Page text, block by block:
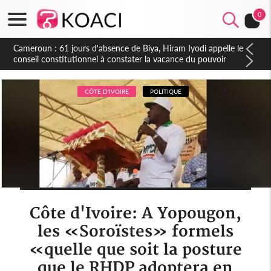
0
Côte d'Ivoire : Fin de la pagaille au PDCI-RDA, Lessiehi bannit
les mouvements sauvages
CÔTE D'IVOIRE POLITIQUE
Côte d'Ivoire: A Yopougon,
les «Soroïstes» formels
«quelle que soit la posture